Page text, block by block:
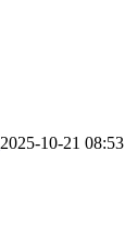
2025-10-21 08:53